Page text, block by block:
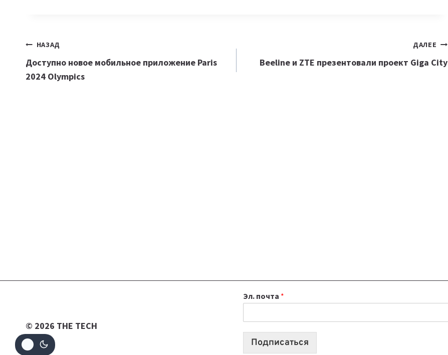
Навигация
по
НАЗАД
Доступно новое мобильное приложение Paris
2024 Olympics
ДАЛЕЕ
Beeline и ZTE презентовали проект Giga City
© 2026 THE TECH
Эл. почта *
Подписаться